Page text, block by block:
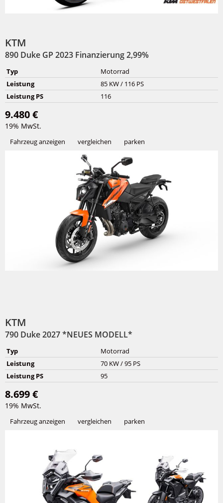
KTM
890 Duke GP 2023 Finanzierung 2,99%
Typ
Motorrad
Leistung
85 KW / 116 PS
Leistung PS
116
9.480 €
19% MwSt.
Fahrzeug anzeigen vergleichen parken
KTM
790 Duke 2027 *NEUES MODELL*
Typ
Motorrad
Leistung
70 KW / 95 PS
Leistung PS
95
8.699 €
19% MwSt.
Fahrzeug anzeigen vergleichen parken